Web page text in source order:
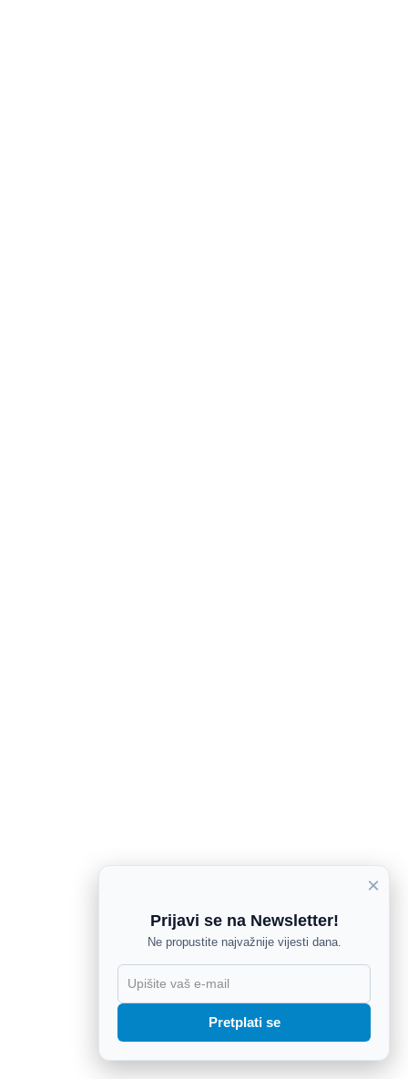
×
Prijavi se na Newsletter!
Ne propustite najvažnije vijesti dana.
Pretplati se